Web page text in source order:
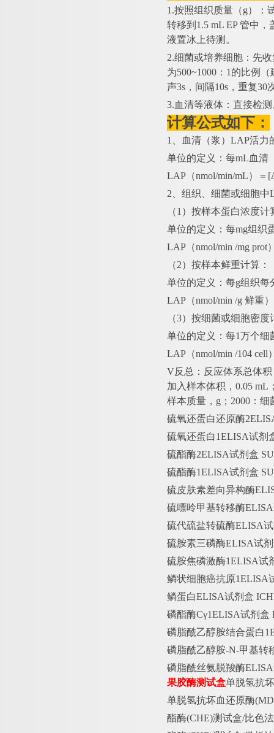
1.按照组织质量（g）：
转移到1.5 mL EP 管中
液置冰上待测。
2.细菌或培养细胞：先
为500~1000：1的比例
声3s，间隔10s，重复
3.血清等液体：直接检测
计算公式如下：
1、血清（浆）LAP活力
单位的定义：每mL血清
LAP（nmol/min/mL）＝
2、组织、细菌或细胞中
（1）按样本蛋白浓度计
单位的定义：每mg组织
LAP（nmol/min /mg
（2）按样本鲜重计算：
单位的定义：每g组织每
LAP（nmol/min /g 鲜重
（3）按细菌或细胞密度
单位的定义：每1万个细
LAP（nmol/min /104
V反总：反应体系总体积
加入样本体积，0.05 mL
样本质量，g；2000：
硫氧还蛋白还原酶
硫氧还蛋白1ELISA试剂
硫酯酶2ELISA试剂盒
硫酯酶1ELISA试剂盒
硫皮肤素差向异构酶
硫嘌呤甲基转移酶
硫代硫盐转硫酶ELISA
硫胺素三磷酶ELISA试
硫胺焦磷激酶1ELISA试
鳞状细胞癌抗原1ELISA
鳞蛋白ELISA试剂盒
磷酯酶Cγ1ELISA试剂盒
磷脂酰乙醇胺结合蛋白
磷脂酰乙醇胺-N-甲基转
磷脂酰丝氨脱羧酶
果胶酶测试盒单脱氢抗
单脱氢抗坏血还原酶
酯酶(CHE)测试盒/比色